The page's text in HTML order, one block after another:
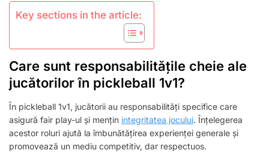
Key sections in the article:
Care sunt responsabilitățile cheie ale
jucătorilor în pickleball 1v1?
În pickleball 1v1, jucătorii au responsabilități specifice care
asigură fair play-ul și mențin integritatea jocului. Înțelegerea
acestor roluri ajută la îmbunătățirea experienței generale și
promovează un mediu competitiv, dar respectuos.